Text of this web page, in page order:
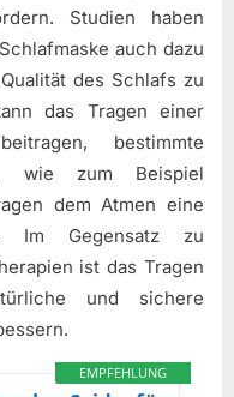
Studien haben
auch dazu
des Schlafs zu
das Tragen einer
bestimmte
wie zum Beispiel
dem Atmen eine
Im Gegensatz zu
ist das Tragen
und sichere
EMPFEHLUNG